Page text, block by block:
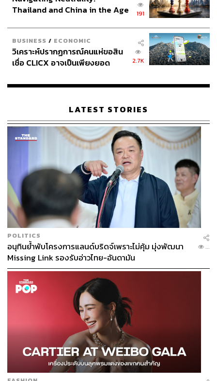
Thailand and China in the Age
191
BUSINESS / ECONOMIC
วิเคราะห์ปรากฏการณ์คนแห่ขอสิน
เชื่อ CLICX อาจเป็นเพียงยอด
เรือนไทยที่ถูกซุกไว้
2.7K
LATEST STORIES
POLITICS
อนุทินย้ำพับโครงการแลนด์บริดจ์เพราะไม่คุ้ม มุ่งพัฒนา
Missing Link รองรับอ่าวไทย-อันดามัน
...